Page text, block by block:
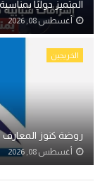
المتميز دوليًا
أغسطس 08, 2026
الخريجين
روضة كنوز
أغسطس 08, 2026